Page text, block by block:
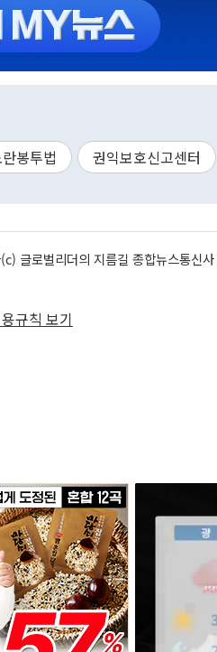
봉투법 권익보호신고센터
글로벌리더의 지름길 종합뉴스통
규칙 보기